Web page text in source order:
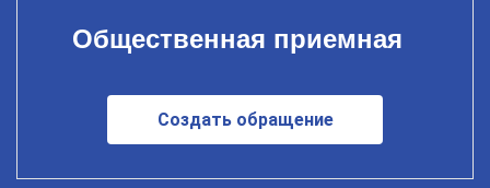
Общественная приемная
Создать обращение